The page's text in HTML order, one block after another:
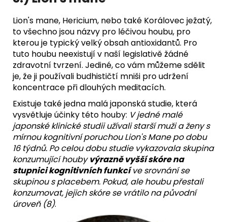
Lion's mane, Hericium, nebo také Korálovec ježatý,
to všechno jsou názvy pro léčivou houbu, pro
kterou je typický velký obsah antioxidantů. Pro
tuto houbu neexistují v naší legislativě žádné
zdravotní tvrzení. Jediné, co vám můžeme sdělit
je, že ji používali budhističtí mniši pro udržení
koncentrace při dlouhých meditacích.
Existuje také jedna malá japonská studie, která
vysvětluje účinky této houby: V jedné malé
japonské klinické studii užívali starší muži a ženy s
mírnou kognitivní poruchou Lion's Mane po dobu
16 týdnů. Po celou dobu studie vykazovala skupina
konzumující houbyvýrazně vyšší skóre na
stupnici kognitivních funkcíve srovnání se
skupinou s placebem. Pokud, ale houbu přestali
konzumovat, jejich skóre se vrátilo na původní
úroveň (8).